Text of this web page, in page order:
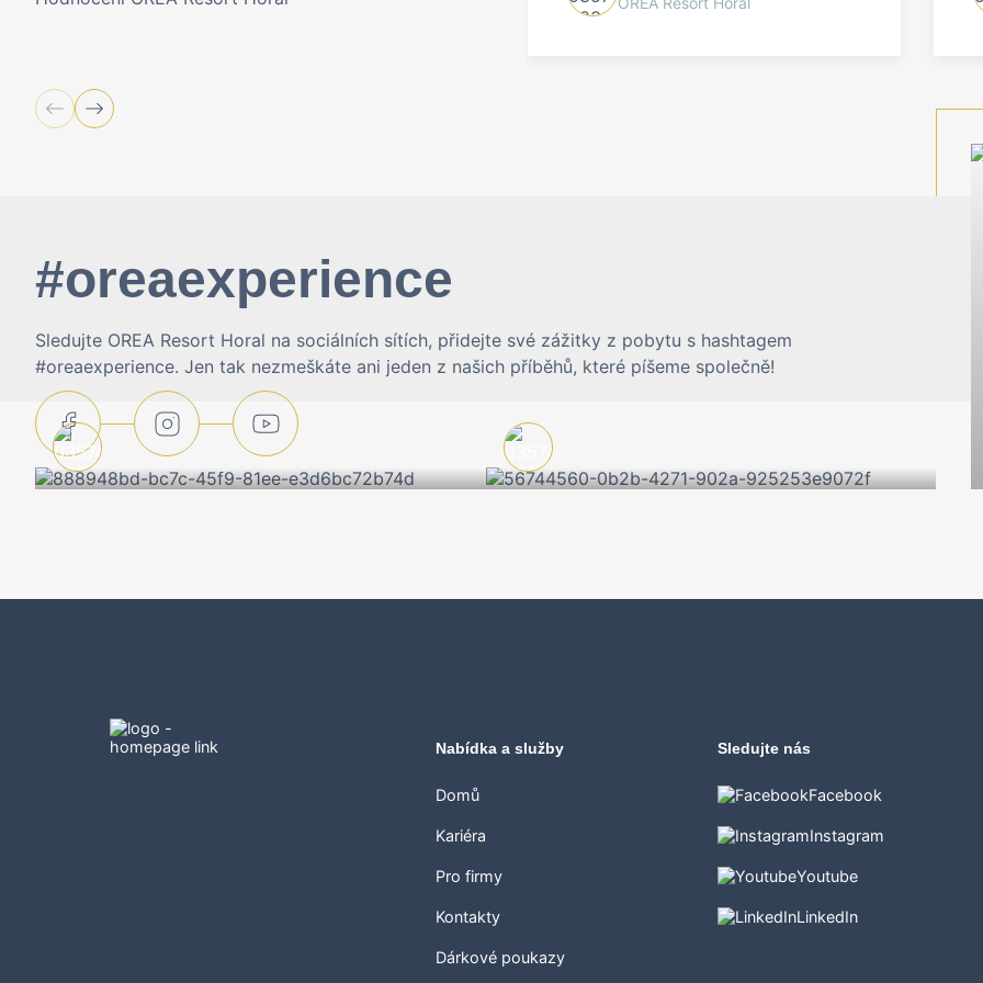
#oreaexperience
Sledujte OREA Resort Horal na sociálních sítích, přidejte své zážitky z pobytu s hashtagem
#oreaexperience. Jen tak nezmeškáte ani jeden z našich příběhů, které píšeme společně!
Nabídka a služby
Domů
Kariéra
Pro firmy
Kontakty
Dárkové poukazy
Sledujte nás
Facebook
Instagram
Youtube
LinkedIn